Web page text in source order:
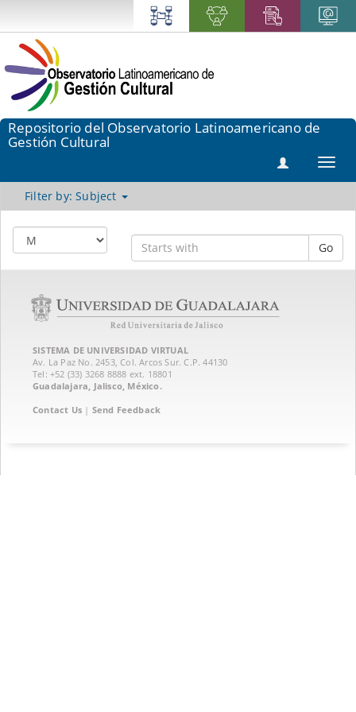
Repositorio del Observatorio Latinoamericano de
Gestión Cultural
Filter by: Subject
Go
SISTEMA DE UNIVERSIDAD VIRTUAL
Av. La Paz No. 2453, Col. Arcos Sur. C.P. 44130
Tel: +52 (33) 3268 8888‏ ext. 18801
Guadalajara, Jalisco, México.
Contact Us | Send Feedback